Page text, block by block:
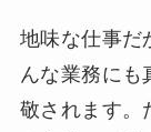
地味な仕事だ
んな業務にも
敬されます。